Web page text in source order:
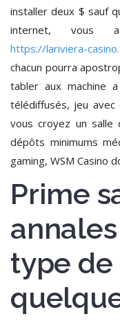
installer deux $ sauf
internet, vous
https://lariviera-
chacun pourra
tabler aux machine
télédiffusés, jeu avec
vous croyez un salle
dépôts minimums
gaming, WSM Casino
Prime
type de